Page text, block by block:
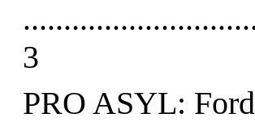
3
PRO ASYL: